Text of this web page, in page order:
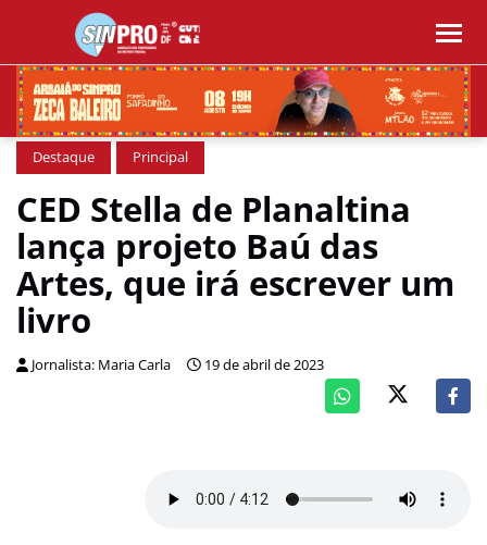
Destaque Principal
CED Stella de Planaltina
lança projeto Baú das
Artes, que irá escrever um
livro
Jornalista: Maria Carla 19 de abril de 2023